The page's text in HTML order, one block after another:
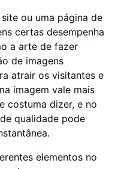
ou uma página de
certas desempenha
a arte de fazer
de imagens
atrair os visitantes e
imagem vale mais
costuma dizer, e no
qualidade pode
elementos no